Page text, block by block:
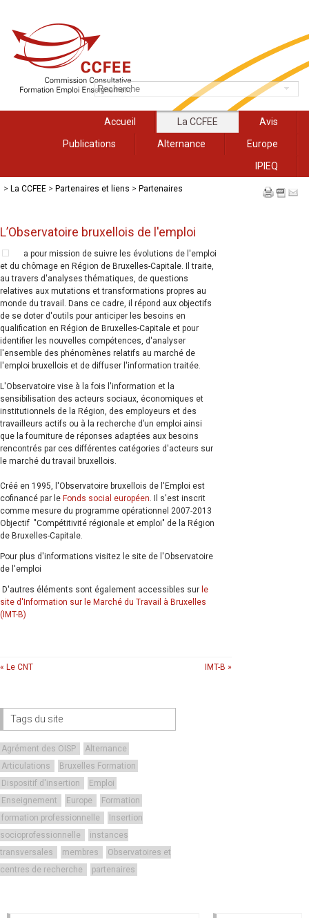
Accueil La CCFEE
Avis
Publications
Alternance
Europe
IPIEQ
> La CCFEE > Partenaires et liens > Partenaires
L’Observatoire bruxellois de l'emploi
a pour mission de suivre les évolutions de l'emploi
et du chômage en Région de Bruxelles-Capitale. Il traite,
au travers d'analyses thématiques, de questions
relatives aux mutations et transformations propres au
monde du travail. Dans ce cadre, il répond aux objectifs
de se doter d'outils pour anticiper les besoins en
qualification en Région de Bruxelles-Capitale et pour
identifier les nouvelles compétences, d'analyser
l'ensemble des phénomènes relatifs au marché de
l'emploi bruxellois et de diffuser l'information traitée.
L'Observatoire vise à la fois l'information et la
sensibilisation des acteurs sociaux, économiques et
institutionnels de la Région, des employeurs et des
travailleurs actifs ou à la recherche d’un emploi ainsi
que la fourniture de réponses adaptées aux besoins
rencontrés par ces différentes catégories d'acteurs sur
le marché du travail bruxellois.
Créé en 1995, l'Observatoire bruxellois de l'Emploi est
cofinancé par le Fonds social européen. Il s'est inscrit
comme mesure du programme opérationnel 2007-2013
Objectif "Compétitivité régionale et emploi" de la Région
de Bruxelles-Capitale.
Pour plus d'informations visitez le site de l'Observatoire
de l'emploi
D'autres éléments sont également accessibles sur le
site d'Information sur le Marché du Travail à Bruxelles
(IMT-B)
« Le CNT IMT-B »
Tags du site
Agrément des OISP
Alternance
Articulations
Bruxelles Formation
Dispositif d'insertion
Emploi
Enseignement
Europe
Formation
formation professionnelle
Insertion
socioprofessionnelle
instances
transversales
membres
Observatoires et
centres de recherche
partenaires